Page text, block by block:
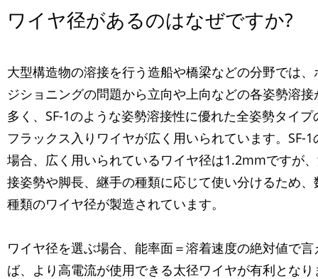
ワイヤ径があるのはなぜですか?
大型構造物の溶接を行う造船や橋梁などの分野では、
ジショニングの問題から立向や上向などの各姿勢溶接
多く、SF-1のような姿勢溶接性に優れた全姿勢タイプ
フラックス入りワイヤが広く用いられています。SF-1
場合、広く用いられているワイヤ径は1.2mmですが
接姿勢や脚長、継手の種類に応じて使い分けるため、
種類のワイヤ径が製造されています。
ワイヤ径を選ぶ場合、能率面＝溶着速度の絶対値で言
ば、より高電流が使用できる太径ワイヤが有利となり